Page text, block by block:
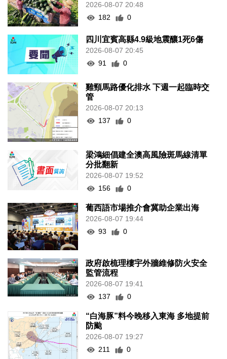
2026-08-07 20:48
182
0
四川宜賓高縣4.9級地震釀1死6傷
2026-08-07 20:45
91
0
雞頸馬路優化排水 下週一起臨時交
管
2026-08-07 20:13
137
0
梁鴻細倡建全澳高風險斑馬線清單
分批翻新
2026-08-07 19:52
156
0
葡西語市場推介會冀助企業出海
2026-08-07 19:44
93
0
政府啟梳理樓宇外牆維修防火安全
監管流程
2026-08-07 19:41
137
0
“白海豚”料今晚移入東海 多地提前
防颱
2026-08-07 19:27
211
0